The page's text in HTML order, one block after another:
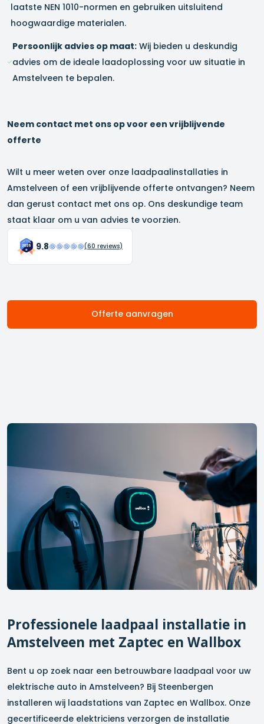
laatste NEN 1010-normen en gebruiken uitsluitend
hoogwaardige materialen.
Persoonlijk advies op maat:Wij bieden u deskundig
advies om de ideale laadoplossing voor uw situatie in
Amstelveen te bepalen.
Neem contact met ons op voor een vrijblijvende
offerte
Wilt u meer weten over onze laadpaalinstallaties in
Amstelveen of een vrijblijvende offerte ontvangen? Neem
dan gerust contact met ons op. Ons deskundige team
staat klaar om u van advies te voorzien.
9.8 (60 reviews)
Offerte aanvragen
Professionele laadpaal installatie in
Amstelveen met Zaptec en Wallbox
Bent u op zoek naar een betrouwbare laadpaal voor uw
elektrische auto in Amstelveen? Bij Steenbergen
installeren wij laadstations van Zaptec en Wallbox. Onze
gecertificeerde elektriciens verzorgen de installatie